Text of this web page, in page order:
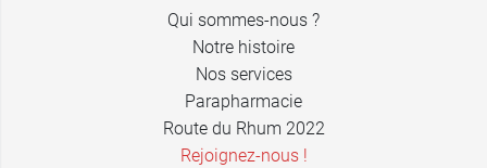
Qui sommes-nous ?
Notre histoire
Nos services
Parapharmacie
Route du Rhum 2022
Rejoignez-nous !